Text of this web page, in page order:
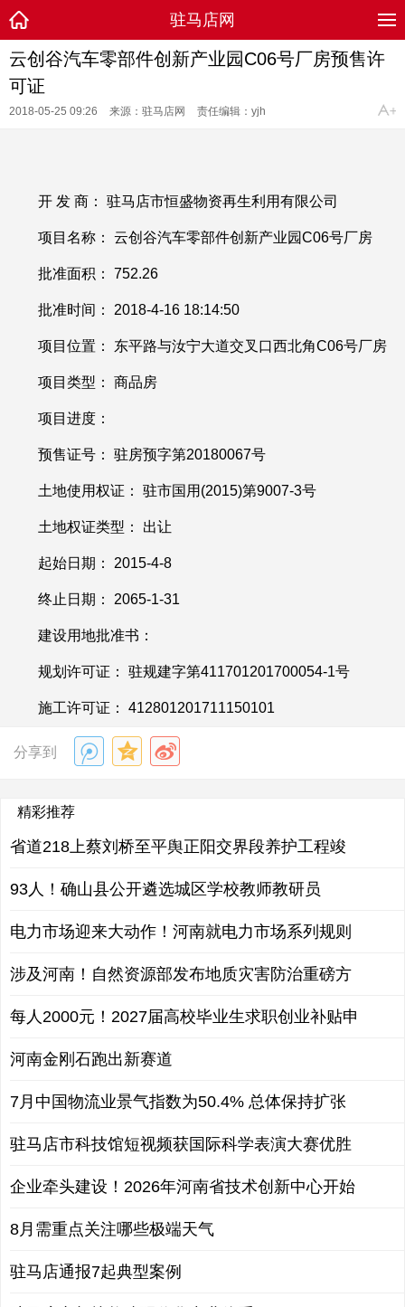
驻马店网
云创谷汽车零部件创新产业园C06号厂房预售许
可证
2018-05-25 09:26 来源：驻马店网 责任编辑：yjh
开 发 商： 驻马店市恒盛物资再生利用有限公司
项目名称： 云创谷汽车零部件创新产业园C06号厂房
批准面积： 752.26
批准时间： 2018-4-16 18:14:50
项目位置： 东平路与汝宁大道交叉口西北角C06号厂房
项目类型： 商品房
项目进度：
预售证号： 驻房预字第20180067号
土地使用权证： 驻市国用 (2015)第9007-3号
土地权证类型： 出让
起始日期： 2015-4-8
终止日期： 2065-1-31
建设用地批准书：
规划许可证： 驻规建字第411701201700054-1号
施工许可证： 412801201711150101
分享到
精彩推荐
省道218上蔡刘桥至平舆正阳交界段养护工程竣
93人！确山县公开遴选城区学校教师教研员
电力市场迎来大动作！河南就电力市场系列规则
涉及河南！自然资源部发布地质灾害防治重磅方
每人2000元！2027届高校毕业生求职创业补贴申
河南金刚石跑出新赛道
7月中国物流业景气指数为50.4% 总体保持扩张
驻马店市科技馆短视频获国际科学表演大赛优胜
企业牵头建设！2026年河南省技术创新中心开始
8月需重点关注哪些极端天气
驻马店通报7起典型案例